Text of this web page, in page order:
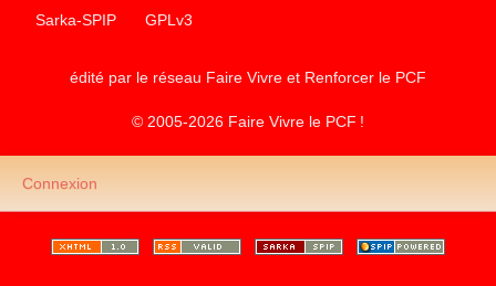
Sarka-SPIP GPLv3
édité par le réseau Faire Vivre et Renforcer le PCF
© 2005-2026 Faire Vivre le PCF !
Connexion